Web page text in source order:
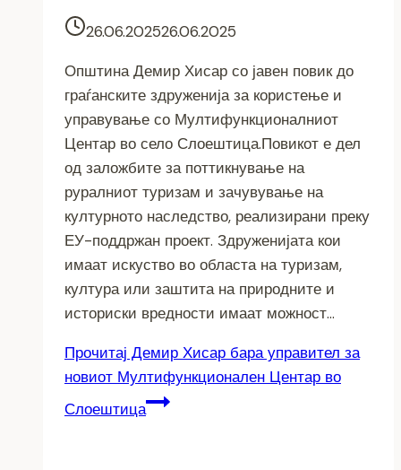
26.06.202526.06.2025
Општина Демир Хисар со јавен повик до
граѓанските здруженија за користење и
управување со Мултифункционалниот
Центар во село Слоештица.Повикот е дел
од заложбите за поттикнување на
руралниот туризам и зачувување на
културното наследство, реализирани преку
ЕУ-поддржан проект. Здруженијата кои
имаат искуство во областа на туризам,
култура или заштита на природните и
историски вредности имаат можност…
Прочитај Демир Хисар бара управител за
новиот Мултифункционален Центар во
Слоештица